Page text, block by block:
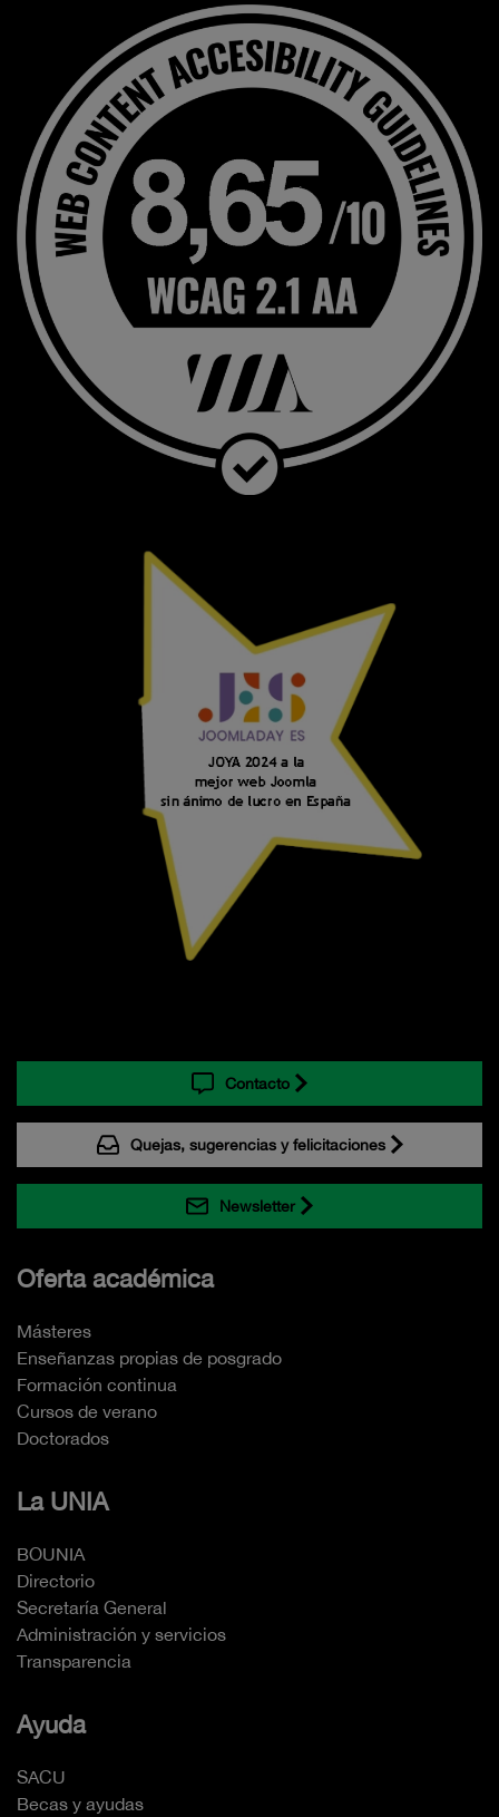
Contacto
Quejas, sugerencias y felicitaciones
Newsletter
Oferta académica
Másteres
Enseñanzas propias de posgrado
Formación continua
Cursos de verano
Doctorados
La UNIA
BOUNIA
Directorio
Secretaría General
Administración y servicios
Transparencia
Ayuda
SACU
Becas y ayudas